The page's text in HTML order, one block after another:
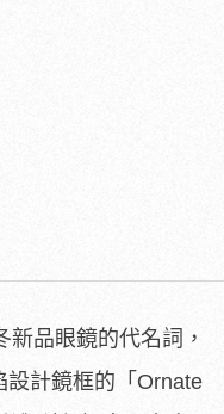
品眼鏡的代名詞，
設計鏡框的「Ornate